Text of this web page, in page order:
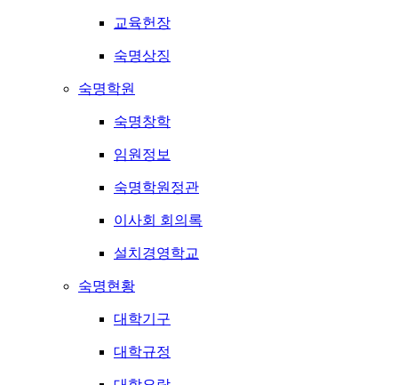
교육헌장
숙명상징
숙명학원
숙명창학
임원정보
숙명학원정관
이사회 회의록
설치경영학교
숙명현황
대학기구
대학규정